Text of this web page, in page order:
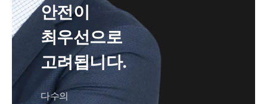
안전이
최우선으로
고려됩니다.
다수의